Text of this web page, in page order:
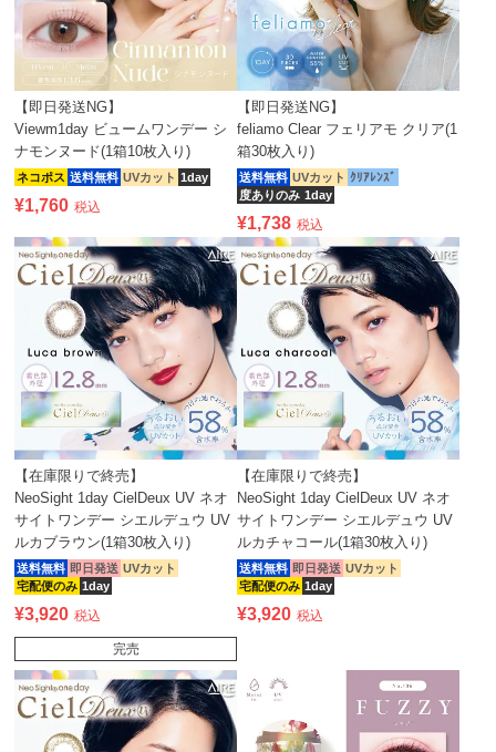
【即日発送NG】
Viewm1day ビュームワンデー シ
ナモンヌード(1箱10枚入り)
ネコポス 送料無料 UVカット 1day
¥1,760 税込
【即日発送NG】
feliamo Clear フェリアモ クリア(1
箱30枚入り)
送料無料 UVカット ｸﾘｱﾚﾝｽﾞ
度ありのみ 1day
¥1,738 税込
【在庫限りで終売】
NeoSight 1day CielDeux UV ネオ
サイトワンデー シエルデュウ UV
ルカブラウン(1箱30枚入り)
送料無料 即日発送 UVカット
宅配便のみ 1day
¥3,920 税込
完売
【在庫限りで終売】
NeoSight 1day CielDeux UV ネオ
サイトワンデー シエルデュウ UV
ルカチャコール(1箱30枚入り)
送料無料 即日発送 UVカット
宅配便のみ 1day
¥3,920 税込